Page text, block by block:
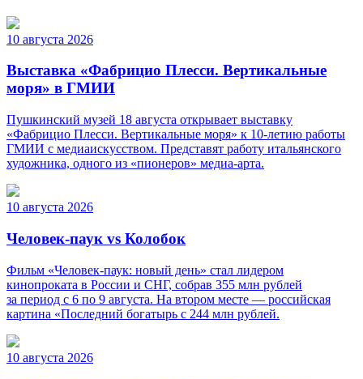
10 августа 2026
Выставка «Фабрицио Плесси. Вертикальные
моря» в ГМИИ
Пушкинский музей 18 августа открывает выставку
«Фабрицио Плесси. Вертикальные моря» к 10-летию работы
ГМИИ с медиаискусством. Представят работу итальянского
художника, одного из «пионеров» медиа-арта.
10 августа 2026
Человек-паук vs Колобок
Фильм «Человек-паук: новый день» стал лидером
кинопроката в России и СНГ, собрав 355 млн рублей
за период с 6 по 9 августа. На втором месте — российская
картина «Последний богатырь с 244 млн рублей.
10 августа 2026